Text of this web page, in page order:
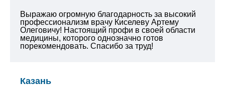
Выражаю огромную благодарность за высокий
профессионализм врачу Киселеву Артему
Олеговичу! Настоящий профи в своей области
медицины, которого однозначно готов
порекомендовать. Спасибо за труд!
Казань